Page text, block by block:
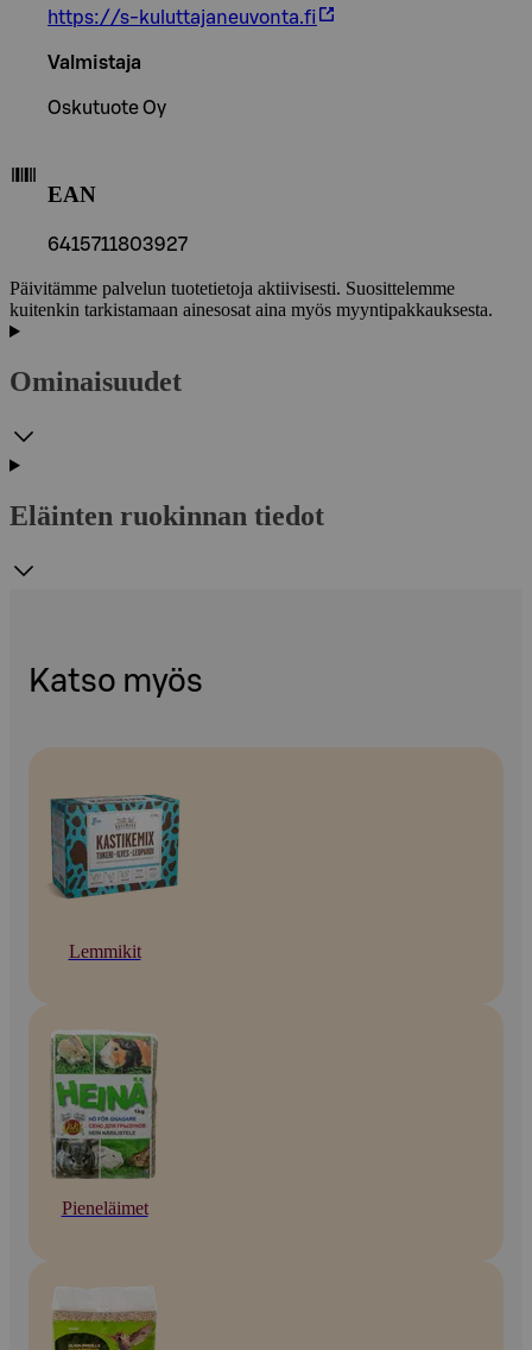
https://s-kuluttajaneuvonta.fi
Valmistaja
Oskutuote Oy
EAN
6415711803927
Päivitämme palvelun tuotetietoja aktiivisesti. Suosittelemme
kuitenkin tarkistamaan ainesosat aina myös myyntipakkauksesta.
Ominaisuudet
Eläinten ruokinnan tiedot
Katso myös
Lemmikit
Pieneläimet